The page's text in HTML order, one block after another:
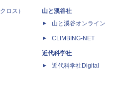
ロス）
山と溪谷社
山と溪谷オンライン
CLIMBING-NET
近代科学社
近代科学社Digital